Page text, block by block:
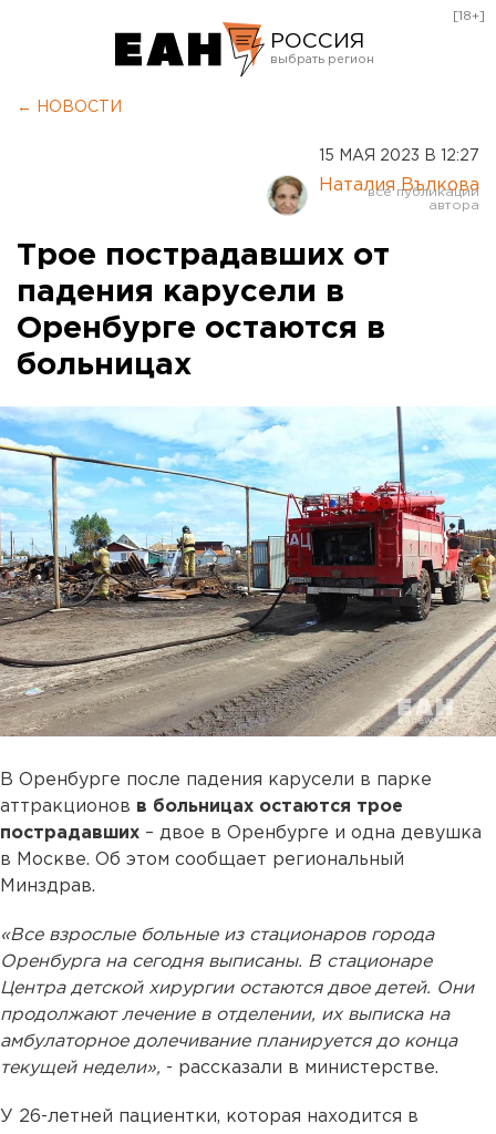
РОССИЯ
Курган
Оренбург
[18+]
← НОВОСТИ
15 МАЯ 2023 В 12:27
Наталия Вълкова
Трое пострадавших от
падения карусели в
Оренбурге остаются в
больницах
В Оренбурге после падения карусели в парке
аттракционов в больницах остаются трое
пострадавших – двое в Оренбурге и одна девушка
в Москве. Об этом сообщает региональный
Минздрав.
«Все взрослые больные из стационаров города
Оренбурга на сегодня выписаны. В стационаре
Центра детской хирургии остаются двое детей. Они
продолжают лечение в отделении, их выписка на
амбулаторное долечивание планируется до конца
текущей недели», - рассказали в министерстве.
У 26-летней пациентки, которая находится в